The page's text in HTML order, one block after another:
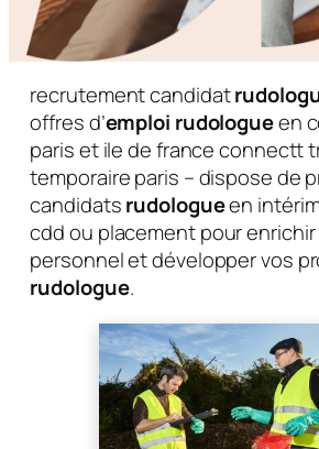
recrutement candidat
offres d’emploi rudologueen
paris et ile de france connectt
temporaire paris – dispose de
candidatsrudologueen
cdd ou placement pour
personnel et développer vos
rudologue.